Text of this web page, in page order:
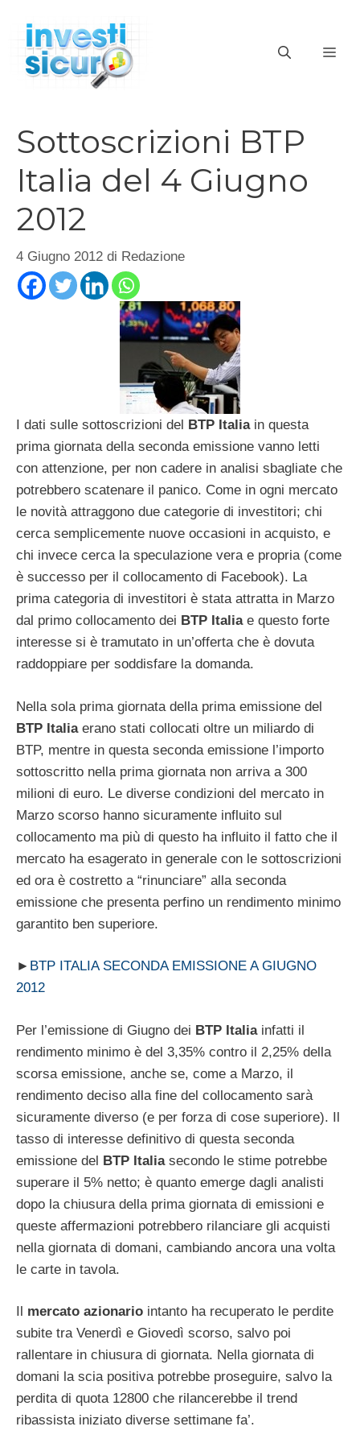
contenuto
Sottoscrizioni BTP
Italia del 4 Giugno
2012
4 Giugno 2012 di Redazione
I dati sulle sottoscrizioni del BTP Italiain questa
prima giornata della seconda emissione vanno letti
con attenzione, per non cadere in analisi sbagliate che
potrebbero scatenare il panico. Come in ogni mercato
le novità attraggono due categorie di investitori; chi
cerca semplicemente nuove occasioni in acquisto, e
chi invece cerca la speculazione vera e propria (come
è successo per il collocamento di Facebook). La
prima categoria di investitori è stata attratta in Marzo
dal primo collocamento dei BTP Italiae questo forte
interesse si è tramutato in un’offerta che è dovuta
raddoppiare per soddisfare la domanda.
Nella sola prima giornata della prima emissione del
BTP Italiaerano stati collocati oltre un miliardo di
BTP, mentre in questa seconda emissione l’importo
sottoscritto nella prima giornata non arriva a 300
milioni di euro. Le diverse condizioni del mercato in
Marzo scorso hanno sicuramente influito sul
collocamento ma più di questo ha influito il fatto che il
mercato ha esagerato in generale con le sottoscrizioni
ed ora è costretto a “rinunciare” alla seconda
emissione che presenta perfino un rendimento minimo
garantito ben superiore.
► BTP ITALIA SECONDA EMISSIONE A GIUGNO
2012
Per l’emissione di Giugno dei BTP Italiainfatti il
rendimento minimo è del 3,35% contro il 2,25% della
scorsa emissione, anche se, come a Marzo, il
rendimento deciso alla fine del collocamento sarà
sicuramente diverso (e per forza di cose superiore). Il
tasso di interesse definitivo di questa seconda
emissione del BTP Italiasecondo le stime potrebbe
superare il 5% netto; è quanto emerge dagli analisti
dopo la chiusura della prima giornata di emissioni e
queste affermazioni potrebbero rilanciare gli acquisti
nella giornata di domani, cambiando ancora una volta
le carte in tavola.
mercato azionario intanto ha recuperato le perdite
subite tra Venerdì e Giovedì scorso, salvo poi
rallentare in chiusura di giornata. Nella giornata di
domani la scia positiva potrebbe proseguire, salvo la
perdita di quota 12800 che rilancerebbe il trend
ribassista iniziato diverse settimane fa’.